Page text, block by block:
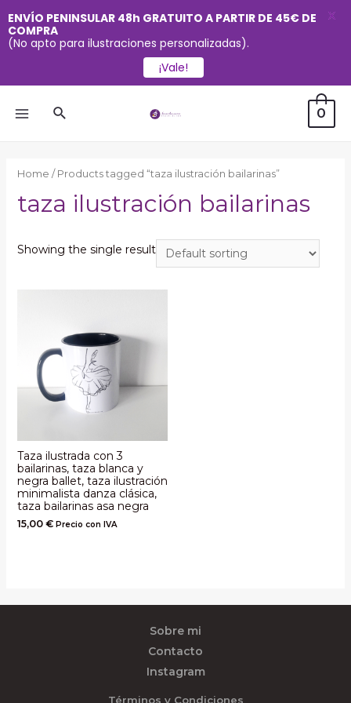
Buscar 0
Home / Products tagged “taza ilustración bailarinas”
taza ilustración bailarinas
Showing the single result
Taza ilustrada con 3
bailarinas, taza blanca y
negra ballet, taza ilustración
minimalista danza clásica,
taza bailarinas asa negra
15,00 € Precio con IVA
Sobre mi
Contacto
Instagram
Términos y Condiciones
ENVÍO PENINSULAR 48h GRATUITO A PARTIR DE 45€ DE
COMPRA
(No apto para ilustraciones personalizadas).
¡Vale!
X